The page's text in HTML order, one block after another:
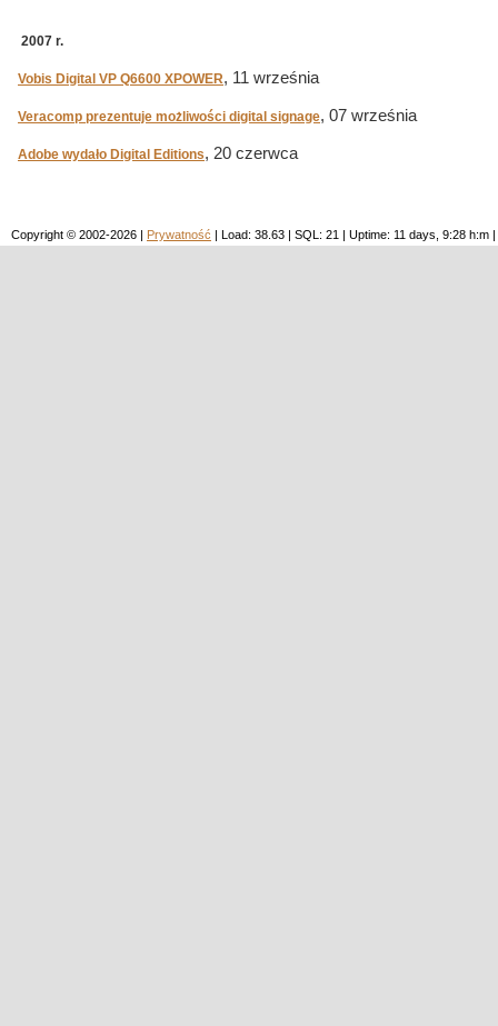
2007 r.
Vobis Digital VP Q6600 XPOWER, 11 września
Veracomp prezentuje możliwości digital signage, 07 września
Adobe wydało Digital Editions, 20 czerwca
Copyright © 2002-2026 | Prywatność | Load: 38.63 | SQL: 21 | Uptime: 11 days, 9:28